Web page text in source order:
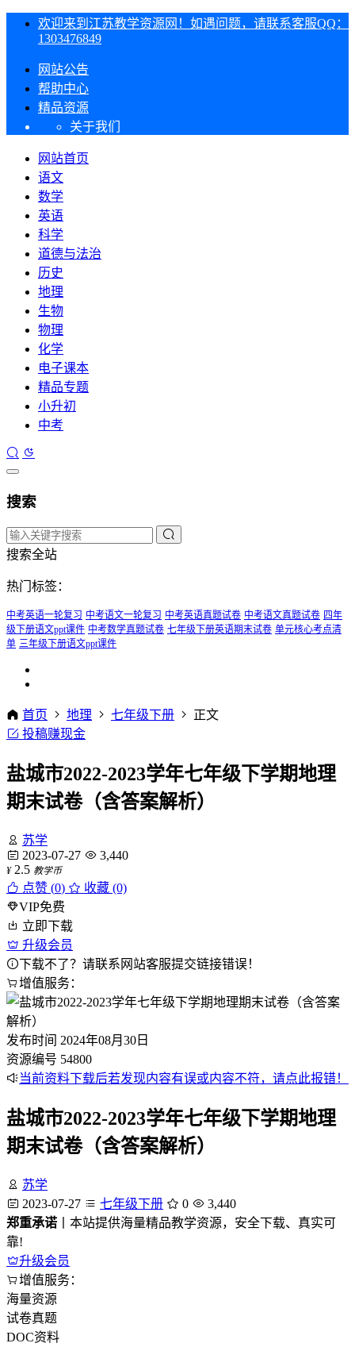
欢迎来到江苏教学资源网！如遇问题，请联系客服QQ：
1303476849
网站公告
帮助中心
精品资源
关于我们
网站首页
语文
数学
英语
科学
道德与法治
历史
地理
生物
物理
化学
电子课本
精品专题
小升初
中考
搜索
搜索全站
热门标签：
中考英语一轮复习 中考语文一轮复习 中考英语真题试卷 中考语文真题试卷 四年
级下册语文ppt课件 中考数学真题试卷 七年级下册英语期末试卷 单元核心考点清
单 三年级下册语文ppt课件
首页 地理 七年级下册
正文
投稿赚现金
盐城市2022-2023学年七年级下学期地理
期末试卷（含答案解析）
苏学
2023-07-27
3,440
¥ 2.5 教学币
点赞 (0)
收藏 (0)
VIP免费
立即下载
升级会员
下载不了？请联系网站客服提交链接错误！
增值服务：
发布时间 2024年08月30日
资源编号 54800
当前资料下载后若发现内容有误或内容不符，请点此报错！
盐城市2022-2023学年七年级下学期地理
期末试卷（含答案解析）
苏学
2023-07-27
七年级下册 0
3,440
郑重承诺 丨本站提供海量精品教学资源，安全下载、真实可
靠!
升级会员
增值服务：
海量资源
试卷真题
DOC资料